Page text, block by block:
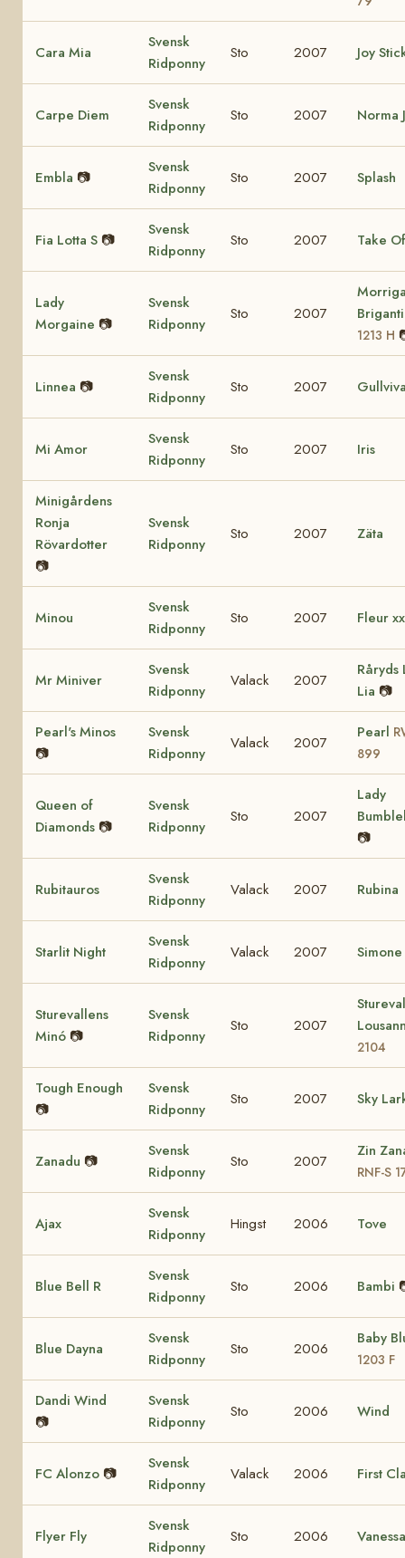
Cara Mia
Svensk
Ridponny
Sto 2007 Joy
Carpe Diem
Svensk
Ridponny
Sto 2007 Norma
Embla 📷
Svensk
Ridponny
Sto 2007 Splash
Fia Lotta S 📷
Svensk
Ridponny
Sto 2007 Take
Lady
Morgaine 📷
Svensk
Ridponny
Sto 2007
1213 H
Linnea 📷
Svensk
Ridponny
Sto 2007
Mi Amor
Svensk
Ridponny
Sto 2007 Iris
Minigårdens
Ronja
Rövardotter
📷
Svensk
Ridponny
Sto 2007 Zäta
Minou
Svensk
Ridponny
Sto 2007 Fleur xx
Mr Miniver
Svensk
Ridponny
Valack 2007
Råryds
Lia 📷
Pearl's Minos
📷
Svensk
Ridponny
Valack 2007
Pearl
899
Queen of
Diamonds 📷
Svensk
Ridponny
Sto 2007
Lady
📷
Rubitauros
Svensk
Ridponny
Valack 2007 Rubina
Starlit Night
Svensk
Ridponny
Valack 2007 Simone
Sturevallens
Minó 📷
Svensk
Ridponny
Sto 2007
2104
Tough Enough
📷
Svensk
Ridponny
Sto 2007 Sky
Zanadu 📷
Svensk
Ridponny
Sto 2007
Zin
RNF-S
Ajax
Svensk
Ridponny
Hingst 2006 Tove
Blue Bell R
Svensk
Ridponny
Sto 2006 Bambi
Blue Dayna
Svensk
Ridponny
Sto 2006
Baby
1203 F
Dandi Wind
📷
Svensk
Ridponny
Sto 2006 Wind
FC Alonzo 📷
Svensk
Ridponny
Valack 2006 First
Flyer Fly
Svensk
Ridponny
Sto 2006 Vanessa